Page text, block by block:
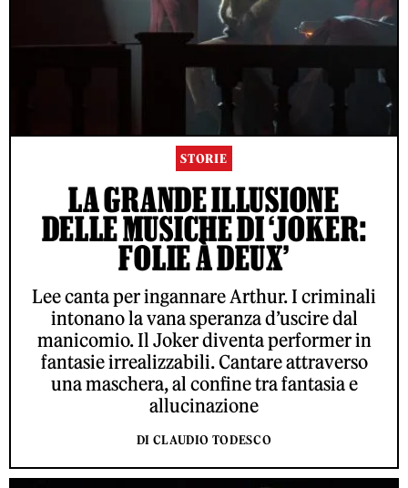
STORIE
LA GRANDE ILLUSIONE
DELLE MUSICHE DI ‘JOKER:
FOLIE À DEUX’
Lee canta per ingannare Arthur. I criminali
intonano la vana speranza d’uscire dal
manicomio. Il Joker diventa performer in
fantasie irrealizzabili. Cantare attraverso
una maschera, al confine tra fantasia e
allucinazione
DI CLAUDIO TODESCO